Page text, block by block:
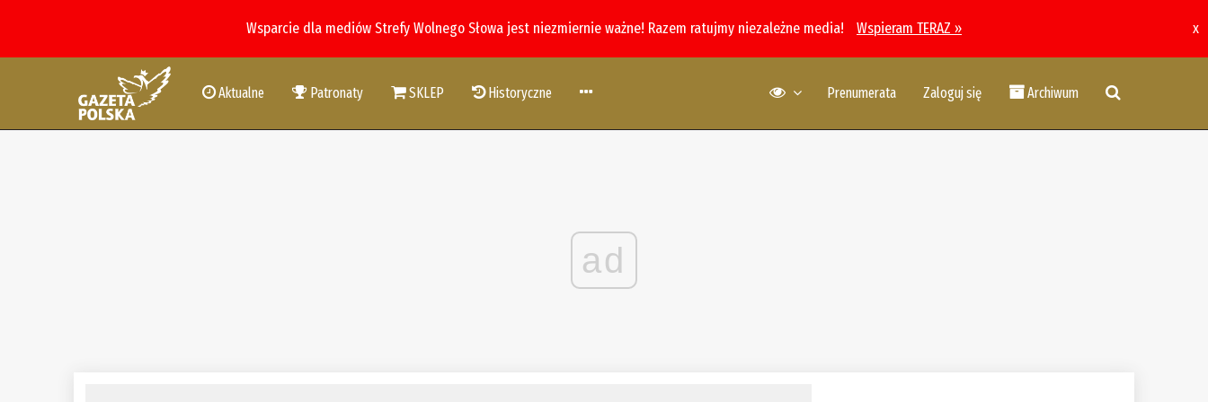
Wsparcie dla mediów Strefy Wolnego Słowa jest niezmiernie ważne! Razem ratujmy niezależne media! Wspieram TERAZ » x
Aktualne Patronaty SKLEP Historyczne Prenumerata Zaloguj się Archiwum
ad